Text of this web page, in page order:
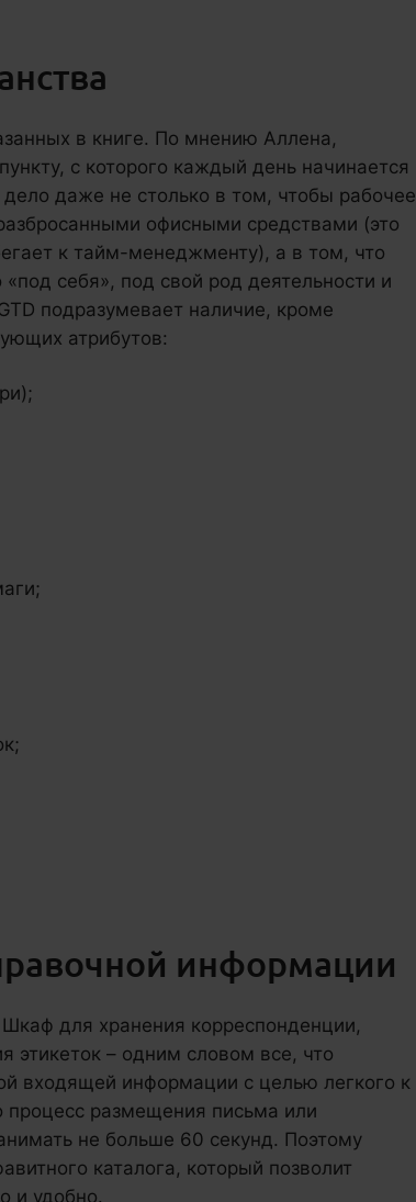
в книге. По мнению Аллена,
с которого каждый день начинается
дело даже не столько в том, чтобы рабочее
офисными средствами (это
к тайм-менеджменту), а в том, что
себя», под свой род деятельности и
подразумевает наличие, кроме
атрибутов:
информации
для хранения корреспонденции,
этикеток – одним словом все, что
входящей информации с целью легкого к
процесс размещения письма или
не больше 60 секунд. Поэтому
каталога, который позволит
и удобно.